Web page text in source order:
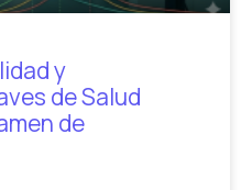
y
de Salud
de